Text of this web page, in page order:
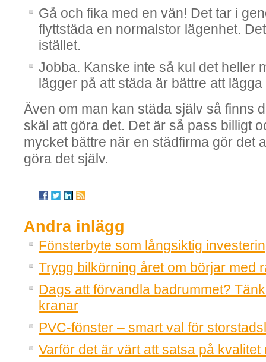
Gå och fika med en vän! Det tar i
flyttstäda en normalstor lägenhet.
istället.
Jobba. Kanske inte så kul det heller
lägger på att städa är bättre att
Även om man kan städa själv så finns
skäl att göra det. Det är så pass billigt
mycket bättre när en städfirma gör det
göra det själv.
Andra inlägg
Fönsterbyte som långsiktig
Trygg bilkörning året om börjar med
Dags att förvandla badrummet?
kranar
PVC-fönster – smart val för
Varför det är värt att satsa på